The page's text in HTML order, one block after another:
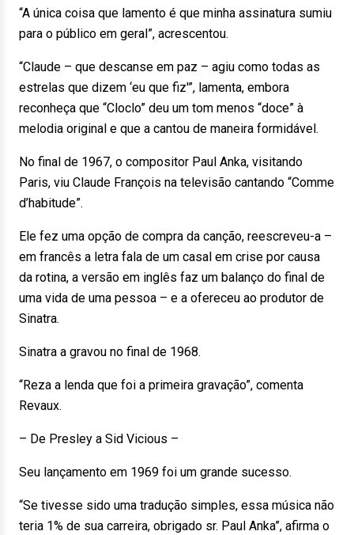
“A única coisa que lamento é que minha assinatura sumiu
para o público em geral”, acrescentou.
“Claude – que descanse em paz – agiu como todas as
estrelas que dizem ‘eu que fiz'”, lamenta, embora
reconheça que “Cloclo” deu um tom menos “doce” à
melodia original e que a cantou de maneira formidável.
No final de 1967, o compositor Paul Anka, visitando
Paris, viu Claude François na televisão cantando “Comme
d’habitude”.
Ele fez uma opção de compra da canção, reescreveu-a –
em francês a letra fala de um casal em crise por causa
da rotina, a versão em inglês faz um balanço do final de
uma vida de uma pessoa – e a ofereceu ao produtor de
Sinatra.
Sinatra a gravou no final de 1968.
“Reza a lenda que foi a primeira gravação”, comenta
Revaux.
– De Presley a Sid Vicious –
Seu lançamento em 1969 foi um grande sucesso.
“Se tivesse sido uma tradução simples, essa música não
teria 1% de sua carreira, obrigado sr. Paul Anka”, afirma o